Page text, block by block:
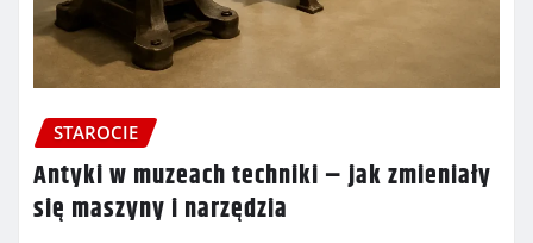
STAROCIE
Antyki w muzeach techniki – jak zmieniały
się maszyny i narzędzia